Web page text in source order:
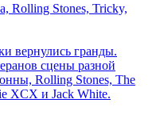
Rolling Stones, Tricky,
вернулись гранды.
сцены разной
Rolling Stones, The
XCX и Jack White.